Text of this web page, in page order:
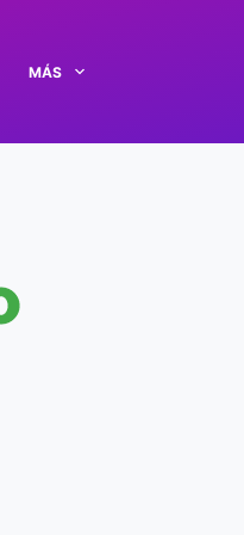
MÁS